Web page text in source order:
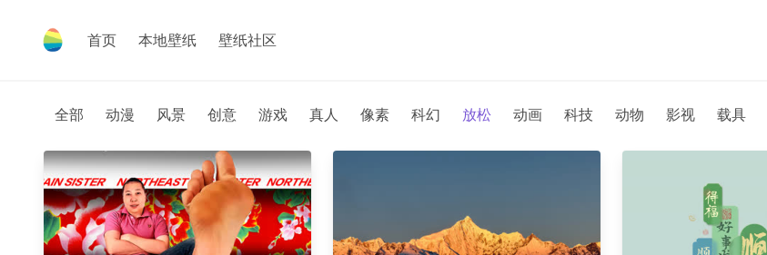
首页 本地壁纸 壁纸社区
全部 动漫 风景 创意 游戏 真人 像素 科幻 放松 动画 科技 动物 影视 载具